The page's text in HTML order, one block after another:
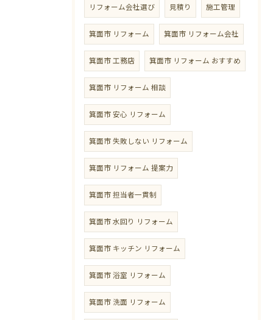
リフォーム会社選び 見積り 施工管理
箕面市 リフォーム 箕面市 リフォーム会社
箕面市 工務店 箕面市 リフォーム おすすめ
箕面市 リフォーム 相談
箕面市 安心 リフォーム
箕面市 失敗しない リフォーム
箕面市 リフォーム 提案力
箕面市 担当者一貫制
箕面市 水回り リフォーム
箕面市 キッチン リフォーム
箕面市 浴室 リフォーム
箕面市 洗面 リフォーム